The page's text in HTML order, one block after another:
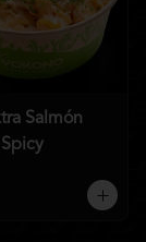
Salmón